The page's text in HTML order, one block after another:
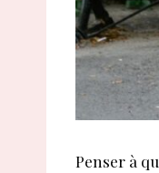
Penser à